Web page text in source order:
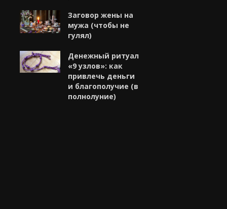
Заговор жены на
мужа (чтобы не
гулял)
Денежный ритуал
«9 узлов»: как
привлечь деньги
и благополучие (в
полнолуние)